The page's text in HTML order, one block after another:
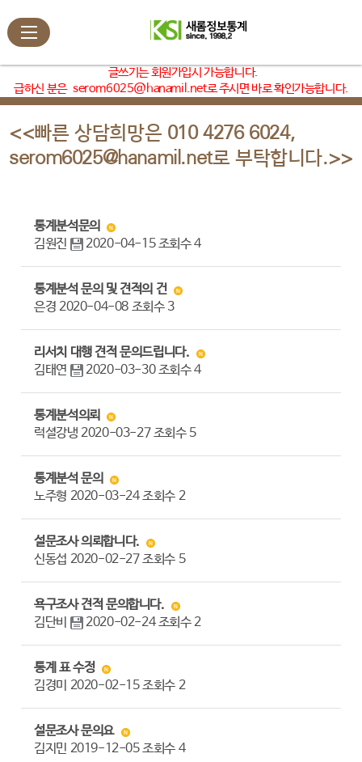
글쓰기는 회원가입시 가능합니다.
급하신 분은 serom6025@hanamil.net로 주시면 바로 확인가능합니다.
<<빠른 상담희망은 010 4276 6024,
serom6025@hanamil.net로 부탁합니다.>>
통계분석문의
김원진
2020-04-15조회수4
통계분석 문의 및 견적의 건
은경 2020-04-08 조회수 3
리서치 대행 견적 문의드립니다.
김태연
2020-03-30조회수4
통계분석의뢰
럭셜강냉 2020-03-27조회수 5
통계분석 문의
노주형 2020-03-24조회수 2
설문조사 의뢰합니다.
신동섭 2020-02-27조회수 5
욕구조사 견적 문의합니다.
김단비
2020-02-24조회수 2
통계 표 수정
김경미 2020-02-15조회수 2
설문조사 문의요
김지민 2019-12-05조회수 4